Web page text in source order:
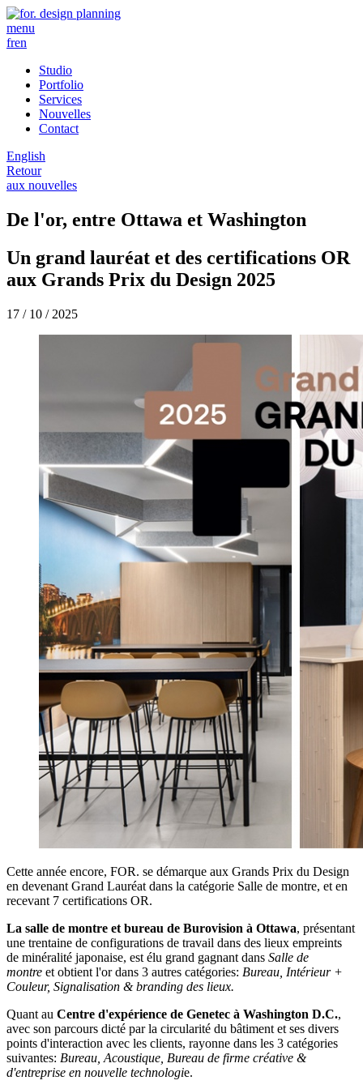
menu
fren
Studio
Portfolio
Services
Nouvelles
Contact
English
Retour
aux nouvelles
De l'or, entre Ottawa et Washington
Un grand lauréat et des certifications OR
aux Grands Prix du Design 2025
17 / 10 / 2025
Cette année encore, FOR. se démarque aux Grands Prix du Design
en devenant Grand Lauréat dans la catégorie Salle de montre, et en
recevant 7 certifications OR.
La salle de montre et bureau de Burovision à Ottawa, présentant
une trentaine de configurations de travail dans des lieux empreints
de minéralité japonaise, est élu grand gagnant dans Salle de
montre et obtient l'or dans 3 autres catégories: Bureau, Intérieur +
Couleur, Signalisation & branding des lieux.
Quant au Centre d'expérience de Genetec à Washington D.C.,
avec son parcours dicté par la circularité du bâtiment et ses divers
points d'interaction avec les clients, rayonne dans les 3 catégories
suivantes: Bureau, Acoustique, Bureau de firme créative &
d'entreprise en nouvelle technologie.